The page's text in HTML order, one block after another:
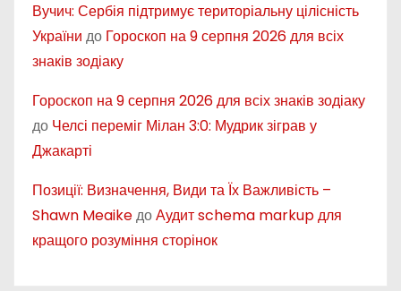
Вучич: Сербія підтримує територіальну цілісність
України до Гороскоп на 9 серпня 2026 для всіх
знаків зодіаку
Гороскоп на 9 серпня 2026 для всіх знаків зодіаку
до Челсі переміг Мілан 3:0: Мудрик зіграв у
Джакарті
Позиції: Визначення, Види та Їх Важливість –
Shawn MeaikeдоАудит schema markup для
кращого розуміння сторінок